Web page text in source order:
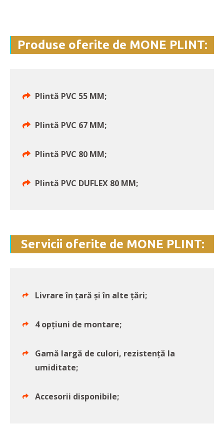
Produse oferite de MONE PLINT:
Plintă PVC 55 MM;
Plintă PVC 67 MM;
Plintă PVC 80 MM;
Plintă PVC DUFLEX 80 MM;
Servicii oferite de MONE PLINT:
Livrare în țară și în alte țări;
4 opțiuni de montare;
Gamă largă de culori, rezistență la
umiditate;
Accesorii disponibile;